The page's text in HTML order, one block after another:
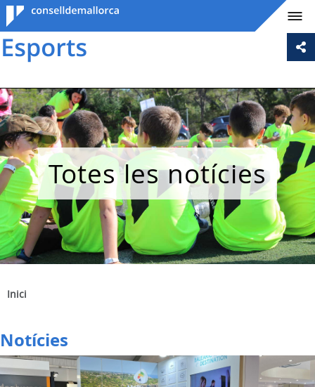
Consell de
Mallorca
Totes les notícies
Inici
Notícies